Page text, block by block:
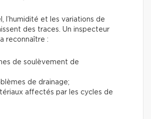
l’humidité et les variations de
des traces. Un inspecteur
reconnaître :
de soulèvement de
de drainage;
affectés par les cycles de